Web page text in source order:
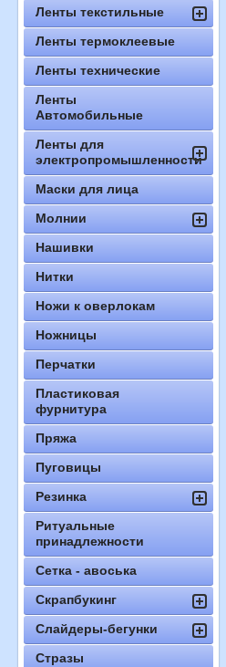
Ленты текстильные
Ленты термоклеевые
Ленты технические
Ленты
Автомобильные
Ленты для
электропромышленности
Маски для лица
Молнии
Нашивки
Нитки
Ножи к оверлокам
Ножницы
Перчатки
Пластиковая
фурнитура
Пряжа
Пуговицы
Резинка
Ритуальные
принадлежности
Сетка - авоська
Скрапбукинг
Слайдеры-бегунки
Стразы